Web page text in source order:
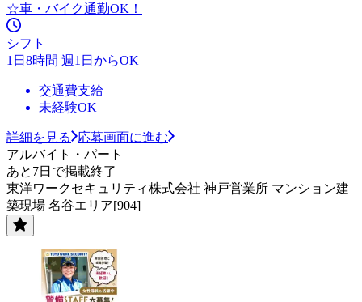
☆車・バイク通勤OK！
シフト
1日8時間 週1日からOK
交通費支給
未経験OK
詳細を見る
応募画面に進む
アルバイト・パート
あと7日で掲載終了
東洋ワークセキュリティ株式会社 神戸営業所 マンション建
築現場 名谷エリア[904]